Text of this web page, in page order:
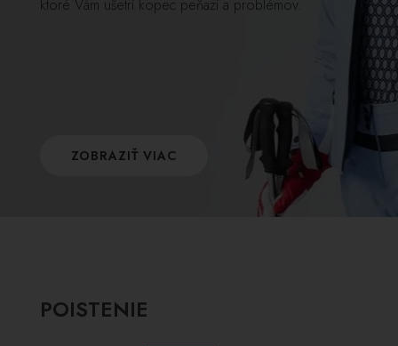
ktoré Vám ušetrí kopec peňazí a problémov.
ZOBRAZIŤ VIAC
POISTENIE